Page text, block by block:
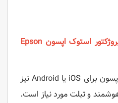
برنامه iProjection ویدئو پروژکتور استوک اپسون Epson
برنامه iProjection رایگان اپسون برای iOS یا Android نیز
و تبلت مورد نیاز است.